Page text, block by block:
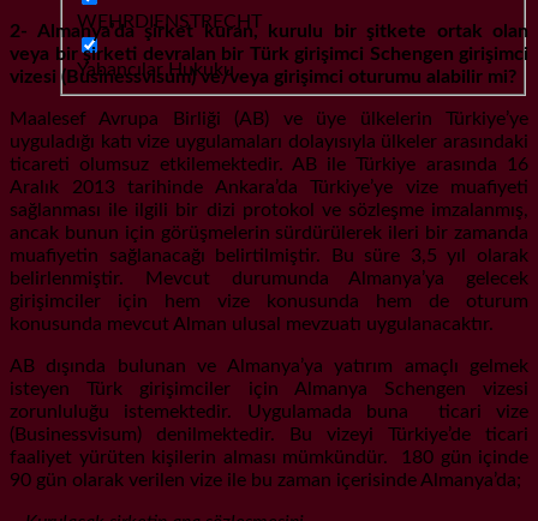
WEHRDIENSTRECHT
Yabancılar Hukuku
2- Almanya’da şirket kuran, kurulu bir şitkete ortak olan
veya bir şirketi devralan bir Türk girişimci Schengen girişimci
vizesi (Businessvisum) ve/veya girişimci oturumu alabilir mi?
Maalesef Avrupa Birliği (AB) ve üye ülkelerin Türkiye’ye
uyguladığı katı vize uygulamaları dolayısıyla ülkeler arasındaki
ticareti olumsuz etkilemektedir. AB ile Türkiye arasında 16
Aralık 2013 tarihinde Ankara’da Türkiye’ye vize muafiyeti
sağlanması ile ilgili bir dizi protokol ve sözleşme imzalanmış,
ancak bunun için görüşmelerin sürdürülerek ileri bir zamanda
muafiyetin sağlanacağı belirtilmiştir. Bu süre 3,5 yıl olarak
belirlenmiştir. Mevcut durumunda Almanya’ya gelecek
girişimciler için hem vize konusunda hem de oturum
konusunda mevcut Alman ulusal mevzuatı uygulanacaktır.
AB dışında bulunan ve Almanya’ya yatırım amaçlı gelmek
isteyen Türk girişimciler için Almanya Schengen vizesi
zorunluluğu istemektedir. Uygulamada buna ticari vize
(Businessvisum) denilmektedir. Bu vizeyi Türkiye’de ticari
faaliyet yürüten kişilerin alması mümkündür. 180 gün içinde
90 gün olarak verilen vize ile bu zaman içerisinde Almanya’da;